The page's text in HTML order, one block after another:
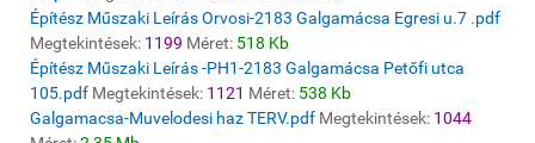
Építész Műszaki Leírás Orvosi-2183 Galgamácsa Egresi u.7 .pdf
Megtekintések: 1199 Méret: 518 Kb
Építész Műszaki Leírás -PH1-2183 Galgamácsa Petőfi utca
105.pdf Megtekintések: 1121 Méret: 538 Kb
Galgamacsa-Muvelodesi haz TERV.pdf Megtekintések: 1044